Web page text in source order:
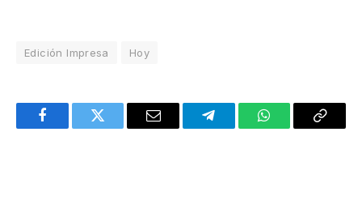
Edición Impresa Hoy
FacebookTwitter Email TelegramWhatsAppCopy